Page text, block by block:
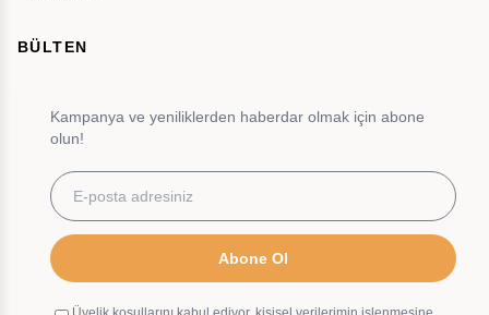
BÜLTEN
Kampanya ve yeniliklerden haberdar olmak için abone
olun!
Abone Ol